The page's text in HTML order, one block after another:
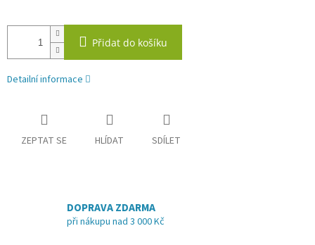
Přidat do košíku
Detailní informace
ZEPTAT SE HLÍDAT SDÍLET
DOPRAVA ZDARMA
při nákupu nad 3 000 Kč